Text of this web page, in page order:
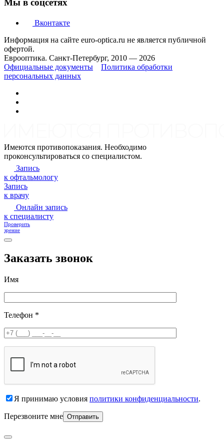
Мы в соцсетях
Вконтакте
Информация на сайте euro-optica.ru не является публичной
офертой.
Еврооптика. Санкт-Петербург, 2010 — 2026
Официальные документы
Политика обработки
персональных данных
Имеются противопоказания. Необходимо
проконсультироваться со специалистом.
Запись
к офтальмологу
Запись
к врачу
Онлайн запись
к специалисту
Проверить
зрение
Заказать звонок
Имя
Телефон *
Я принимаю условия политики конфиденциальности.
Перезвоните мне